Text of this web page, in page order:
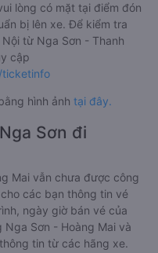
lòng có mặt tại điểm đón
bị lên xe. Để kiểm tra
từ Nga Sơn - Thanh
cập
hình ảnh tại đây.
Sơn đi
Mai vẫn chưa được công
các bạn thông tin vé
ngày giờ bán vé của
Sơn - Hoàng Mai và
tin từ các hãng xe.